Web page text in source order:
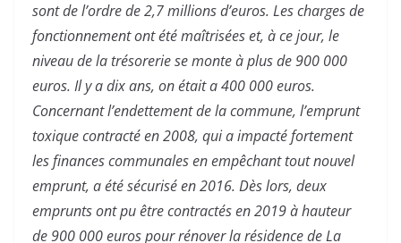
sont de l’ordre de 2,7 millions d’euros. Les charges de
fonctionnement ont été maîtrisées et, à ce jour, le
niveau de la trésorerie se monte à plus de 900 000
euros. Il y a dix ans, on était a 400 000 euros.
Concernant l’endettement de la commune, l’emprunt
toxique contracté en 2008, qui a impacté fortement
les finances communales en empêchant tout nouvel
emprunt, a été sécurisé en 2016. Dès lors, deux
emprunts ont pu être contractés en 2019 à hauteur
de 900 000 euros pour rénover la résidence de La